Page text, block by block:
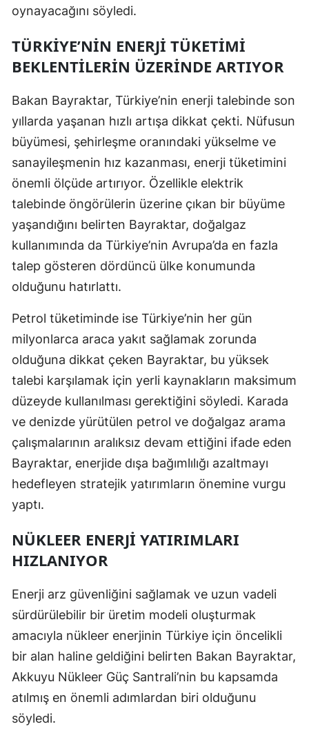
Siirt
Sivas
Tekirdağ
Tokat
Trabzon
Tunceli
Şanlıurfa
Yozgat
Zonguldak
Bayburt
Karaman
Kırıkkale
Şırnak
Ardahan
Iğdır
Yalova
Karabük
Kilis
oynayacağını söyledi.
TÜRKIYE’NIN ENERJI TÜKETIMI
BEKLENTILERIN ÜZERINDE ARTIYOR
Bakan Bayraktar, Türkiye’nin enerji talebinde son
yıllarda yaşanan hızlı artışa dikkat çekti. Nüfusun
büyümesi, şehirleşme oranındaki yükselme ve
sanayileşmenin hız kazanması, enerji tüketimini
önemli ölçüde artırıyor. Özellikle elektrik
talebinde öngörülerin üzerine çıkan bir büyüme
yaşandığını belirten Bayraktar, doğalgaz
kullanımında da Türkiye’nin Avrupa’da en fazla
talep gösteren dördüncü ülke konumunda
olduğunu hatırlattı.
Petrol tüketiminde ise Türkiye’nin her gün
milyonlarca araca yakıt sağlamak zorunda
olduğuna dikkat çeken Bayraktar, bu yüksek
talebi karşılamak için yerli kaynakların maksimum
düzeyde kullanılması gerektiğini söyledi. Karada
ve denizde yürütülen petrol ve doğalgaz arama
çalışmalarının aralıksız devam ettiğini ifade eden
Bayraktar, enerjide dışa bağımlılığı azaltmayı
hedefleyen stratejik yatırımların önemine vurgu
yaptı.
NÜKLEER ENERJI YATIRIMLARI
HIZLANIYOR
Enerji arz güvenliğini sağlamak ve uzun vadeli
sürdürülebilir bir üretim modeli oluşturmak
amacıyla nükleer enerjinin Türkiye için öncelikli
bir alan haline geldiğini belirten Bakan Bayraktar,
Akkuyu Nükleer Güç Santrali’nin bu kapsamda
atılmış en önemli adımlardan biri olduğunu
söyledi.